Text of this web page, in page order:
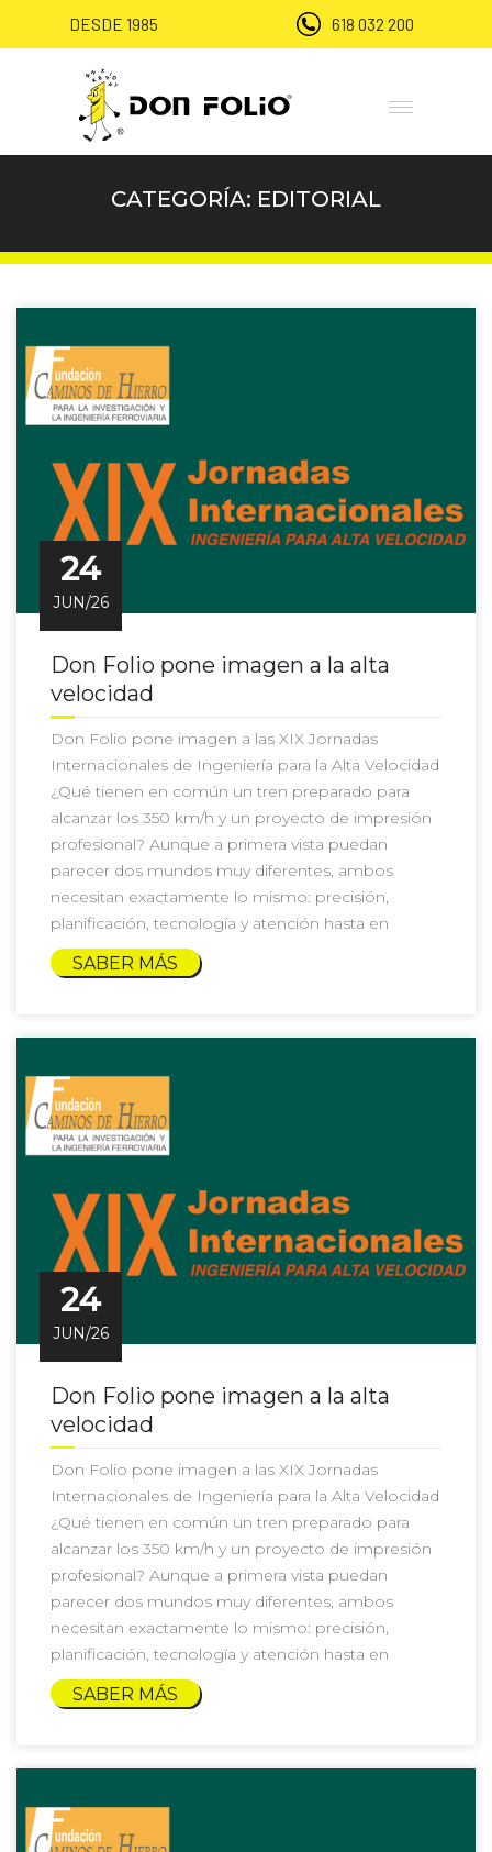
DESDE 1985 618 032 200
CATEGORÍA: EDITORIAL
24
JUN/26
Don Folio pone imagen a la alta
velocidad
Don Folio pone imagen a las XIX Jornadas
Internacionales de Ingeniería para la Alta Velocidad
¿Qué tienen en común un tren preparado para
alcanzar los 350 km/h y un proyecto de impresión
profesional? Aunque a primera vista puedan
parecer dos mundos muy diferentes, ambos
necesitan exactamente lo mismo: precisión,
planificación, tecnología y atención hasta en
SABER MÁS
24
JUN/26
Don Folio pone imagen a la alta
velocidad
Don Folio pone imagen a las XIX Jornadas
Internacionales de Ingeniería para la Alta Velocidad
¿Qué tienen en común un tren preparado para
alcanzar los 350 km/h y un proyecto de impresión
profesional? Aunque a primera vista puedan
parecer dos mundos muy diferentes, ambos
necesitan exactamente lo mismo: precisión,
planificación, tecnología y atención hasta en
SABER MÁS